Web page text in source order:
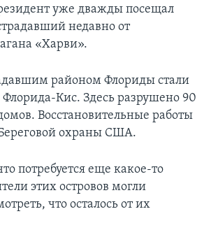
уже дважды посещал
недавно от
«Харви».
районом Флориды стали
Флорида-Кис. Здесь разрушено 90
Восстановительные работы
охраны США.
потребуется еще какое-то
этих островов могли
что осталось от их